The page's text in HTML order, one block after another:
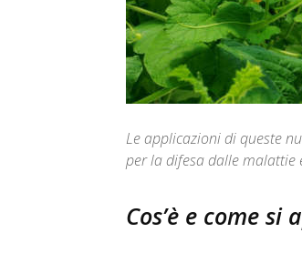
Le applicazioni di queste
per la difesa dalle malattie
Cos’è e come si